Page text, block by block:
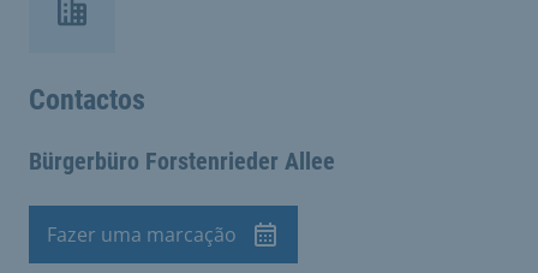
Contactos
Bürgerbüro Forstenrieder Allee
Marcação de visita
Fazer uma marcação